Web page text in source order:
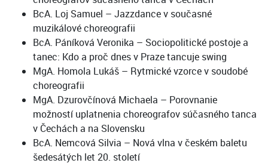
BcA. Loj Samuel – Jazzdance v současné
muzikálové choreografii
BcA. Páníková Veronika – Sociopolitické postoje a
tanec: Kdo a proč dnes v Praze tancuje swing
MgA. Homola Lukáš – Rytmické vzorce v soudobé
choreografii
MgA. Dzurovčínová Michaela – Porovnanie
možností uplatnenia choreografov súčasného tanca
v Čechách a na Slovensku
BcA. Nemcová Silvia – Nová vlna v českém baletu
šedesátých let 20. století